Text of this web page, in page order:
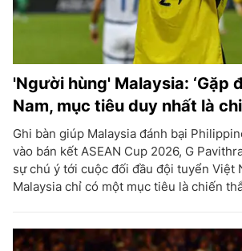
'Người hùng' Malaysia: ‘Gặp
Nam, mục tiêu duy nhất là
Ghi bàn giúp Malaysia đánh bại
vào bán kết ASEAN Cup 2026, G
sự chú ý tới cuộc đối đầu đội tuyển Việt
Malaysia chỉ có một mục tiêu là chiến